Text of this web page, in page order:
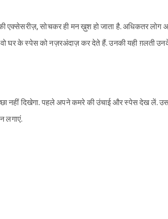
एक्सेसरीज़, सोचकर ही मन ख़ुश हो जाता है. अधिकतर लोग
घर के स्पेस को नज़रअंदाज़ कर देते हैं. उनकी यही ग़लती
नहीं दिखेगा. पहले अपने कमरे की उंचाई और स्पेस देख लें.
लगाएं.